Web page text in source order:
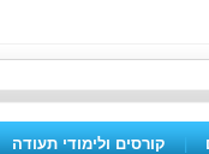
| קורסים ולימודי תעודה